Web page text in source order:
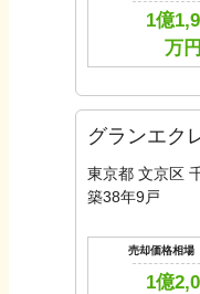
1億
万円
グランエク
東京都 文京区
築38年9戸
売却価格相場
1億